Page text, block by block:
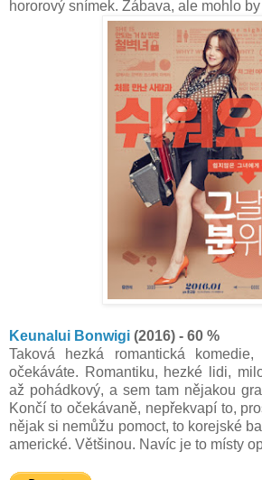
hororový snímek. Zábava, ale mohlo
Keunalui Bonwigi (2016) - 60 %
Taková hezká romantická
očekáváte. Romantiku, hezké lidi,
až pohádkový, a sem tam nějakou
Končí to očekávaně, nepřekvapí to,
nějak si nemůžu pomoct, to korejské
americké. Většinou. Navíc je to místy